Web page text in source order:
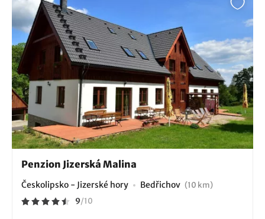
Penzion Jizerská Malina
Českolipsko - Jizerské hory Bedřichov (10 km)
9/10